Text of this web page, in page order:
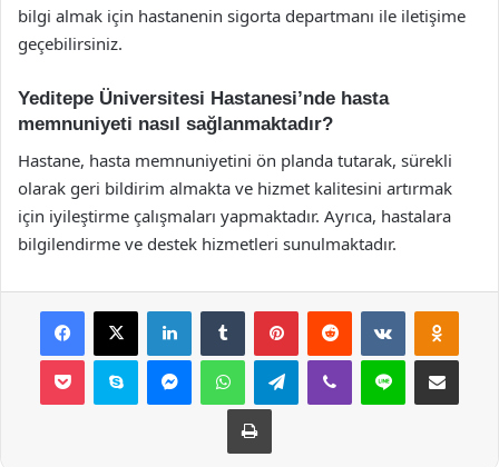
bilgi almak için hastanenin sigorta departmanı ile iletişime
geçebilirsiniz.
Yeditepe Üniversitesi Hastanesi’nde hasta
memnuniyeti nasıl sağlanmaktadır?
Hastane, hasta memnuniyetini ön planda tutarak, sürekli
olarak geri bildirim almakta ve hizmet kalitesini artırmak
için iyileştirme çalışmaları yapmaktadır. Ayrıca, hastalara
bilgilendirme ve destek hizmetleri sunulmaktadır.
Facebook
X LinkedInTumblr PinterestReddit VKontakte
Pocket Skype MessengerWhatsAppTelegramViber Line E-Posta ile
Yazdır